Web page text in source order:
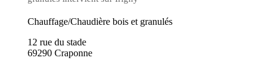
Chauffage/Chaudière bois et granulés
12 rue du stade
69290 Craponne